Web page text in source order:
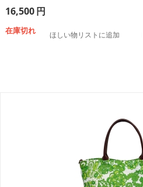
16,500円
在庫切れ ほしい物リストに追加